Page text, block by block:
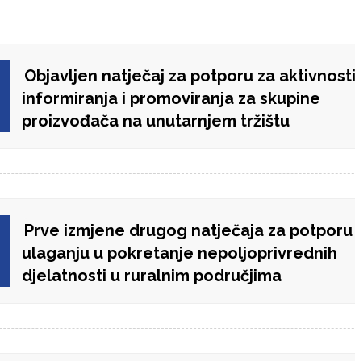
Objavljen natječaj za potporu za aktivnosti
informiranja i promoviranja za skupine
proizvođača na unutarnjem tržištu
Prve izmjene drugog natječaja za potporu
ulaganju u pokretanje nepoljoprivrednih
djelatnosti u ruralnim područjima